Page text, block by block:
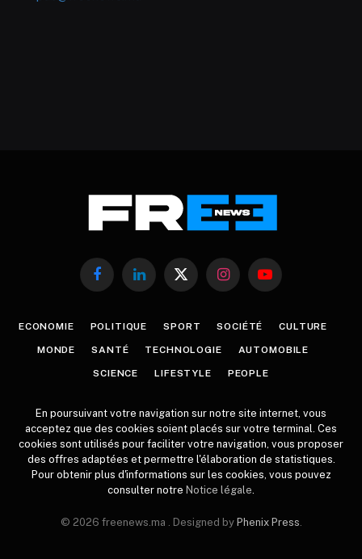
FacebookLinkedInX
InstagramYouTube
ECONOMIE POLITIQUE SPORT SOCIÉTÉ CULTURE
MONDE SANTÉ TECHNOLOGIE AUTOMOBILE
SCIENCE LIFESTYLE PEOPLE
En poursuivant votre navigation sur notre site internet, vous
acceptez que des cookies soient placés sur votre terminal. Ces
cookies sont utilisés pour faciliter votre navigation, vous proposer
des offres adaptées et permettre l'élaboration de statistiques.
Pour obtenir plus d'informations sur les cookies, vous pouvez
consulter notre Notice légale
© 2026 freenews.ma . Designed by Phenix Press